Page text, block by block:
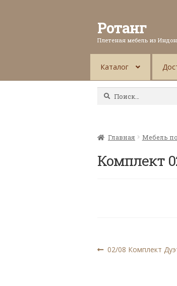
Ротанг
Плетеная мебель из
Каталог
Найти:
Главная Мебель
Комплект
Навигация
Предыдущая
02/08 Комплект